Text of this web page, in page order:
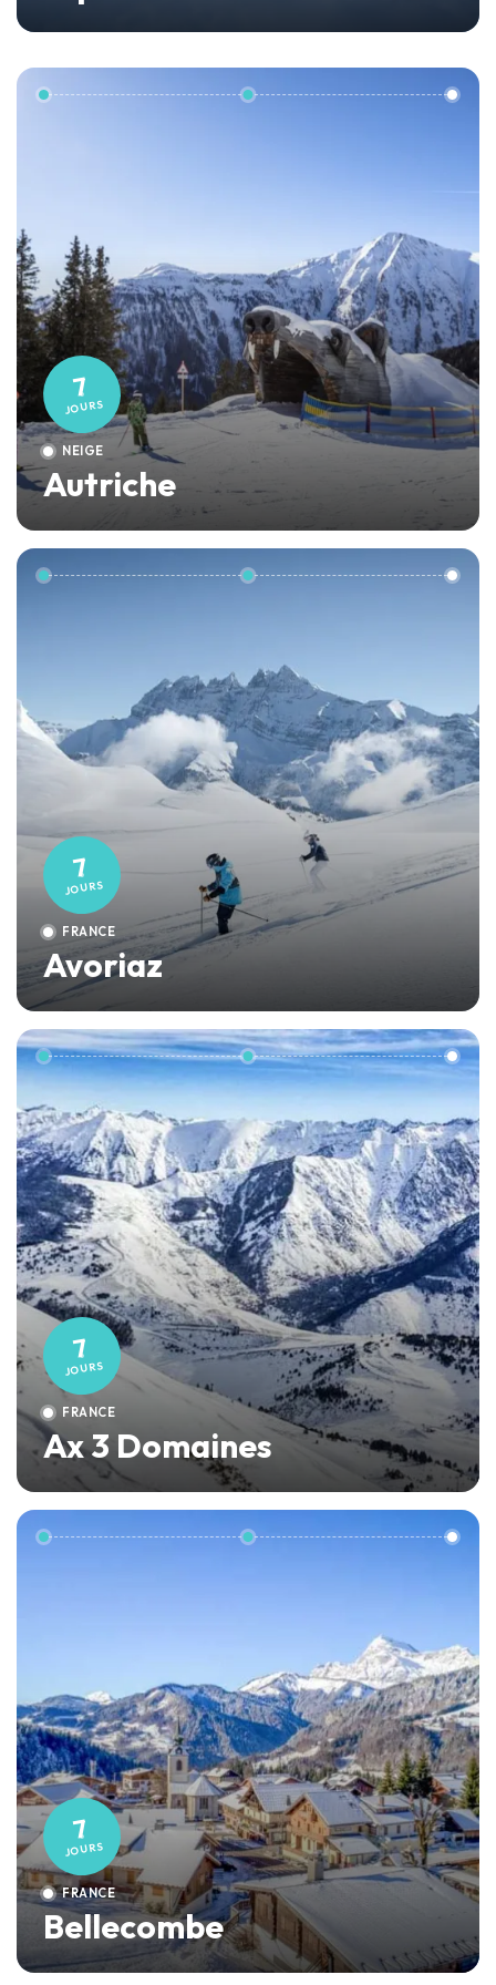
7
JOURS
NEIGE
Autriche
7
JOURS
FRANCE
Avoriaz
7
JOURS
FRANCE
Ax 3 Domaines
7
JOURS
FRANCE
Bellecombe